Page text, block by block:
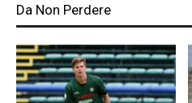
Da Non Perdere